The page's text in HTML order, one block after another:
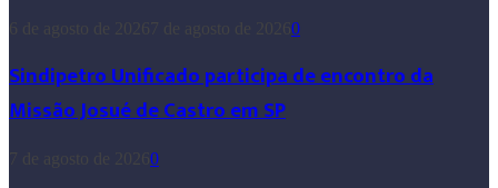
0
Sindipetro Unificado participa de encontro da
Missão Josué de Castro em SP
0